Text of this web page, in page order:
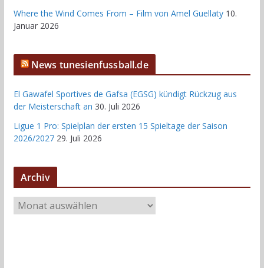
Where the Wind Comes From – Film von Amel Guellaty 10.
Januar 2026
News tunesienfussball.de
El Gawafel Sportives de Gafsa (EGSG) kündigt Rückzug aus
der Meisterschaft an 30. Juli 2026
Ligue 1 Pro: Spielplan der ersten 15 Spieltage der Saison
2026/2027 29. Juli 2026
Archiv
r